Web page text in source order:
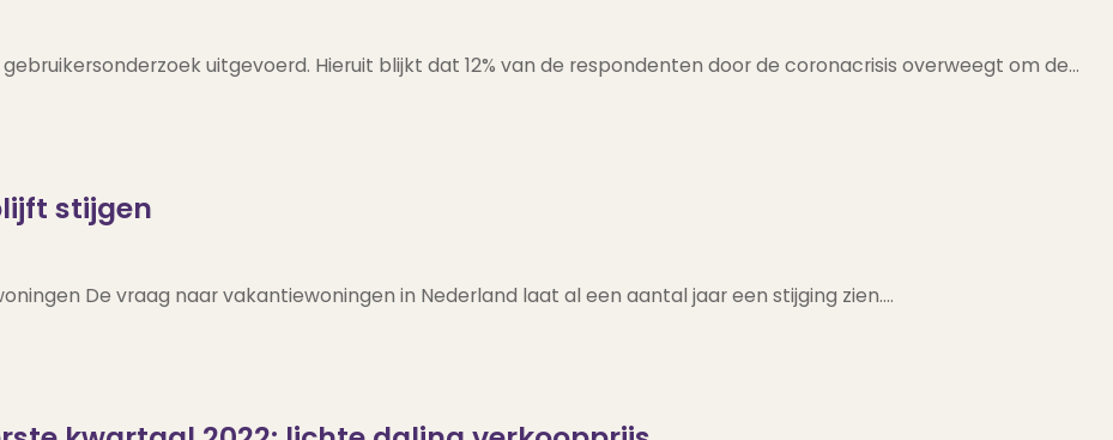
uitgevoerd. Hieruit blijkt dat 12% van de respondenten door de coronacrisis overweegt om de…
stijgen
De vraag naar vakantiewoningen in Nederland laat al een aantal jaar een stijging zien.…